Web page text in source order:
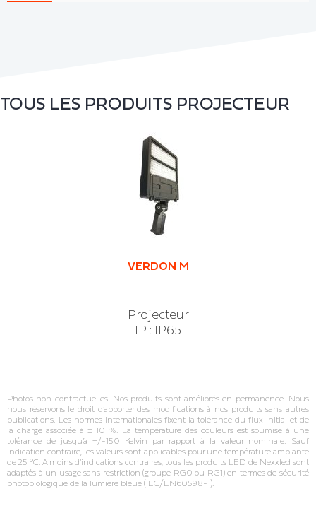
TOUS LES PRODUITS PROJECTEUR
VERDON M
Projecteur
IP : IP65
Photos non contractuelles. Nos produits sont améliorés en permanence. Nous
nous réservons le droit d’apporter des modifications à nos produits sans autres
publications. Les normes internationales fixent la tolérance du flux initial et de
la charge associée à ± 10 %. La température des couleurs est soumise à une
tolérance de jusqu’à +/‐150 Kelvin par rapport à la valeur nominale. Sauf
indication contraire, les valeurs sont applicables pour une température ambiante
de 25 °C. A moins d’indications contraires, tous les produits LED de Nexxled sont
adaptés à un usage sans restriction (groupe RG0 ou RG1) en termes de sécurité
photobiologique de la lumière bleue (IEC/EN60598‐1).